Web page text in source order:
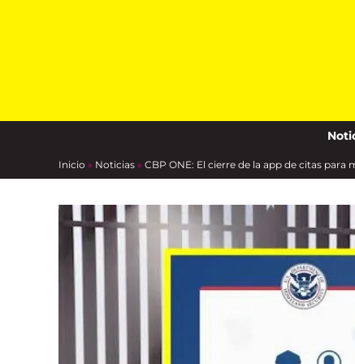
Inicio » Noticias » CBP ONE: El cierre de la app de citas